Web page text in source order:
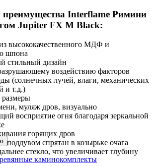
преимущества Interflame Римини
Jupiter FX M Black:
высококачественного МДФ и
шпона
стильный дизайн
воздействию факторов
(солнечных лучей, влаги, механических
и т.д.)
муляж дров, визуально
восприятие огня благодаря зеркальной
горящих дров
поддувом спрятан в козырьке очага
стекло, что увеличивает глубину
каминокомплекты